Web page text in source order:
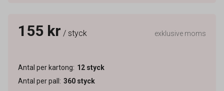
155 kr / styck exklusive moms
Antal per kartong: 12 styck
Antal per pall : 360 styck